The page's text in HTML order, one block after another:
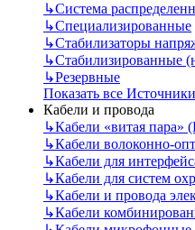
↳Система
↳Специализированные
↳Стабилизаторы
↳Стабилизированные
↳Резервные
Показать все
Кабели и провода
↳Кабели «витая пара»
↳Кабели волоконно-
↳Кабели для
↳Кабели для систем
↳Кабели и провода
↳Кабели